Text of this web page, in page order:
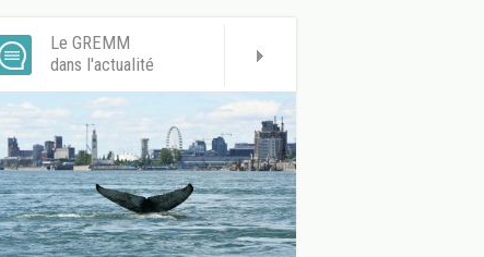
Le GREMM
dans l'actualité